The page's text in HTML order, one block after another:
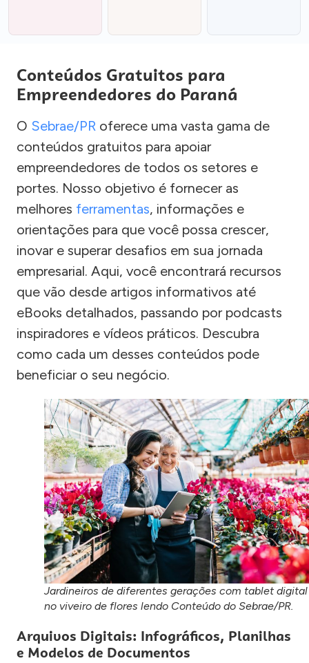
Conteúdos Gratuitos para
Empreendedores do Paraná
O Sebrae/PR oferece uma vasta gama de
conteúdos gratuitos para apoiar
empreendedores de todos os setores e
portes. Nosso objetivo é fornecer as
melhores ferramentas, informações e
orientações para que você possa crescer,
inovar e superar desafios em sua jornada
empresarial. Aqui, você encontrará recursos
que vão desde artigos informativos até
eBooks detalhados, passando por podcasts
inspiradores e vídeos práticos. Descubra
como cada um desses conteúdos pode
beneficiar o seu negócio.
Jardineiros de diferentes gerações com tablet digital
no viveiro de flores lendo Conteúdo do Sebrae/PR.
Arquivos Digitais: Infográficos, Planilhas
e Modelos de Documentos